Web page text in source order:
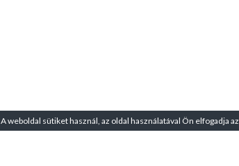
A weboldal sütiket használ, az oldal használatával Ön elfogadja az